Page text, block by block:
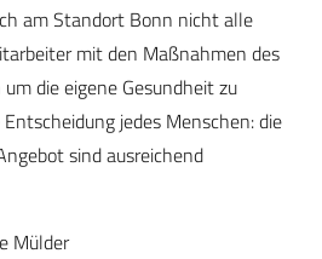
am Standort Bonn nicht alle
mit den Maßnahmen des
die eigene Gesundheit zu
jedes Menschen: die
sind ausreichend
Mülder